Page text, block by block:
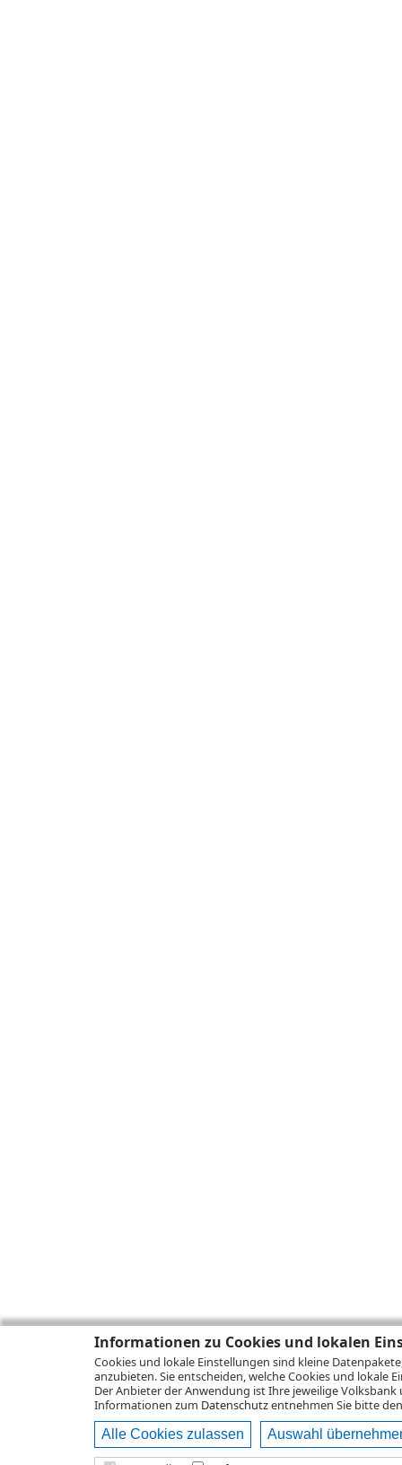
Informationen zu Cookies und lokalen
Cookies und lokale Einstellungen sind kleine
anzubieten. Sie entscheiden, welche Cookies und lokale
Der Anbieter der Anwendung ist Ihre jeweilige Volksbank
Informationen zum Datenschutzentnehmen Sie bitte
Alle Cookies zulassen Auswahl